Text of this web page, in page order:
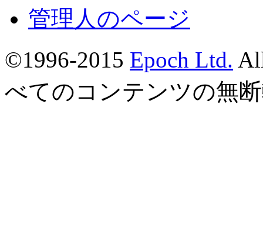
管理人のページ
©1996-2015 Epoch Ltd.
べてのコンテンツの無